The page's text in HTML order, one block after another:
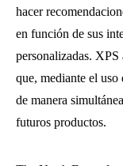
hacer
en función de sus
personalizadas.
que, mediante el
de manera
futuros productos.